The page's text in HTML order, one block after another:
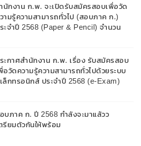
นักงาน ก.พ. จะเปิดรับสมัครสอบเพื่อวัด
ามรู้ความสามารถทั่วไป (สอบภาค ก.)
ะจำปี 2568 (Paper & Pencil) จำนวน
ะกาศสำนักงาน ก.พ. เรื่อง รับสมัครสอบ
อวัดความรู้ความสามารถทั่วไปด้วยระบบ
ล็กทรอนิกส์ ประจำปี 2568 (e-Exam)
บภาค ก. ปี 2568 กำลังจะมาแล้วว
รียมตัวกันให้พร้อม